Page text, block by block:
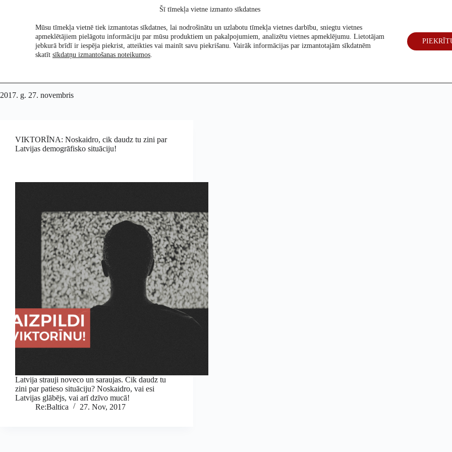
Pētījumi Re:Check Par mums Vēlēšanas 2026
2017. g. 27. novembris
VIKTORĪNA: Noskaidro, cik daudz tu zini par
Latvijas demogrāfisko situāciju!
Latvija strauji noveco un saraujas. Cik daudz tu
zini par patieso situāciju? Noskaidro, vai esi
Latvijas glābējs, vai arī dzīvo mucā!
Re:Baltica
27. Nov, 2017
Šī tīmekļa vietne izmanto sīkdatnes
Mūsu tīmekļa vietnē tiek izmantotas sīkdatnes, lai nodrošinātu un uzlabotu tīmekļa vietnes darbību, sniegtu vietnes
apmeklētājiem pielāgotu informāciju par mūsu produktiem un pakalpojumiem, analizētu vietnes apmeklējumu. Lietotājam
jebkurā brīdī ir iespēja piekrist, atteikties vai mainīt savu piekrišanu. Vairāk informācijas par izmantotajām sīkdatnēm
skatīt sīkdatņu izmantošanas noteikumos.